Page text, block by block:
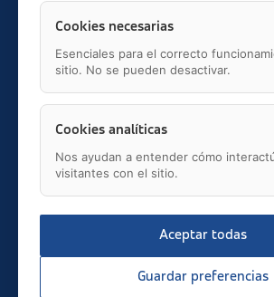
Teléfono: 91 595 75 00
c/ Juan Ignacio Luca de Tena, 12,
Mail: fundacion.asisa@asisa.es
Cookies necesarias
Esenciales para el correcto
sitio. No se pueden desactivar.
Cookies analíticas
Nos ayudan a entender cómo
visitantes con el sitio.
Aceptar todas
Guardar preferencias